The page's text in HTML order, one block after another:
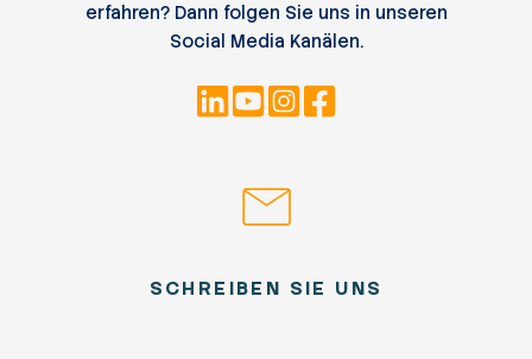
erfahren? Dann folgen Sie uns in unseren
Social Media Kanälen.
SCHREIBEN SIE UNS